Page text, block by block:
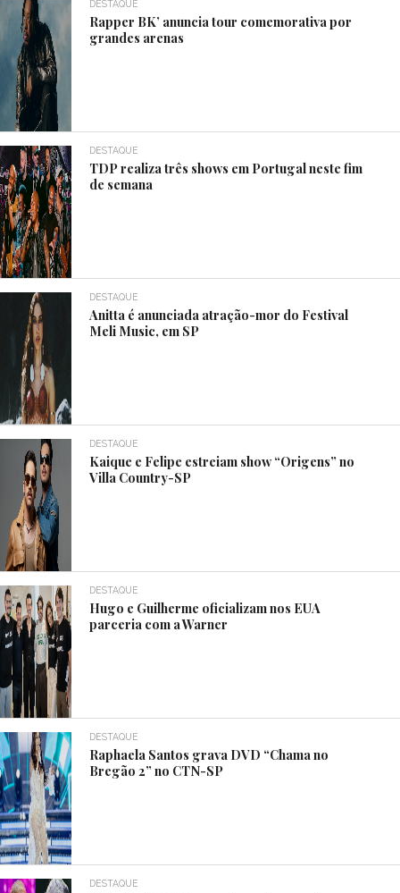
DESTAQUE
Rapper BK’ anuncia tour comemorativa por
grandes arenas
DESTAQUE
TDP realiza três shows em Portugal neste fim
de semana
DESTAQUE
Anitta é anunciada atração-mor do Festival
Meli Music, em SP
DESTAQUE
Kaique e Felipe estreiam show “Origens” no
Villa Country-SP
DESTAQUE
Hugo e Guilherme oficializam nos EUA
parceria com a Warner
DESTAQUE
Raphaela Santos grava DVD “Chama no
Bregão 2” no CTN-SP
DESTAQUE